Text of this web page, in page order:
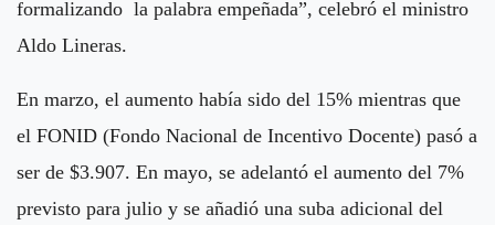
formalizando la palabra empeñada”, celebró el ministro
Aldo Lineras.
En marzo, el aumento había sido del 15% mientras que
el FONID (Fondo Nacional de Incentivo Docente) pasó a
ser de $3.907. En mayo, se adelantó el aumento del 7%
previsto para julio y se añadió una suba adicional del